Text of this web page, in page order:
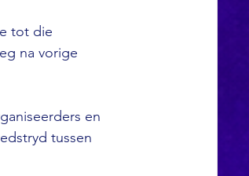
tot die
na vorige
en
tussen